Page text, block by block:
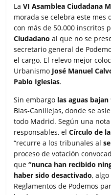
c
e
b
o
k
i
t
t
e
r
a
t
s
A
p
a
i
l
m
p
a
r
i
r
LaVI Asamblea Ciudadana
morada se celebra este mes
con más de 50.000 inscritos
Ciudadano al que no se
secretario general de
el cargo. El relevo mejor
Urbanismo José Manuel
Pablo Iglesias.
Sin embargo las aguas
Blas-Canillejas, donde se
todo Madrid. Según una
responsables, elCírculo de
“recurre a los tribunales al
proceso de votación
que“nunca han recibido
haber sido desactivado,
Reglamentos de Podemos